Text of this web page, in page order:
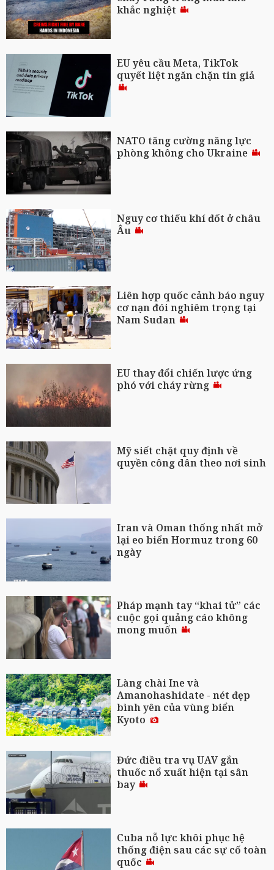
khắc nghiệt
EU yêu cầu Meta, TikTok
quyết liệt ngăn chặn tin giả
NATO tăng cường năng lực
phòng không cho Ukraine
Nguy cơ thiếu khí đốt ở châu
Âu
Liên hợp quốc cảnh báo nguy
cơ nạn đói nghiêm trọng tại
Nam Sudan
EU thay đổi chiến lược ứng
phó với cháy rừng
Mỹ siết chặt quy định về
quyền công dân theo nơi sinh
Iran và Oman thống nhất mở
lại eo biển Hormuz trong 60
ngày
Pháp mạnh tay “khai tử” các
cuộc gọi quảng cáo không
mong muốn
Làng chài Ine và
Amanohashidate - nét đẹp
bình yên của vùng biển
Kyoto
Đức điều tra vụ UAV gắn
thuốc nổ xuất hiện tại sân
bay
Cuba nỗ lực khôi phục hệ
thống điện sau các sự cố toàn
quốc